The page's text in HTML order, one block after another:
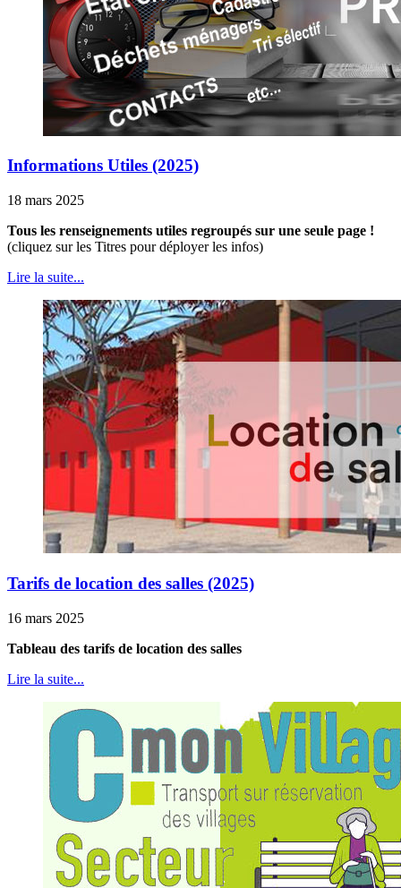
Informations Utiles (2025)
18 mars 2025
Tous les renseignements utiles regroupés sur une seule page !
(cliquez sur les Titres pour déployer les infos)
Lire la suite...
Tarifs de location des salles (2025)
16 mars 2025
Tableau des tarifs de location des salles
Lire la suite...